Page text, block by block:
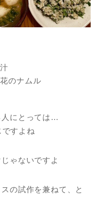
のナムル
人にとっては…
ですよね
ゃないですよ
の試作を兼ねて、と